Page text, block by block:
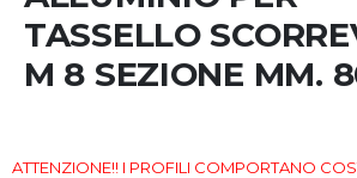
gallery
TASSELLO
M 8 SEZIONE MM.
ATTENZIONE!! I PROFILI COMPORTANO